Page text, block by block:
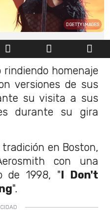
GETTY IMAGES
rindiendo homenaje
versiones de sus
su visita a sus
durante su gira
en Boston,
con una
de 1998, "I Don't
".